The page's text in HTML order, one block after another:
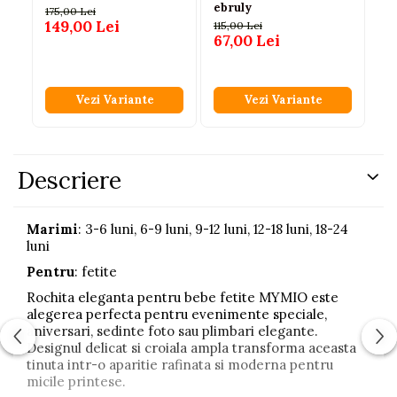
175,00 Lei
149,00 Lei
Vezi Variante
ebruly
115,00 Lei
67,00 Lei
Vezi Variante
Descriere
Marimi: 3-6 luni, 6-9 luni, 9-12 luni, 12-18 luni, 18-24
luni
Pentru: fetite
Rochita eleganta pentru bebe fetite MYMIO este
alegerea perfecta pentru evenimente speciale,
aniversari, sedinte foto sau plimbari elegante.
Designul delicat si croiala ampla transforma aceasta
tinuta intr-o aparitie rafinata si moderna pentru
micile printese.